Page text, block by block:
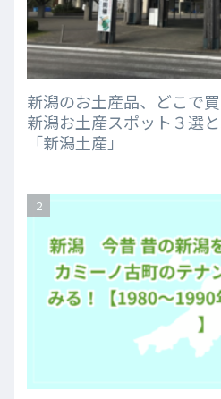
新潟のお土産品、どこで
新潟お土産スポット３選
「新潟土産」